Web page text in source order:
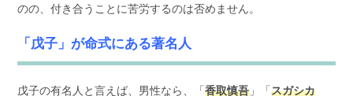
のの、付き合うことに苦労するのは否めません。
「戊子」が命式にある著名人
戊子の有名人と言えば、男性なら、「香取慎吾 」「スガシカ